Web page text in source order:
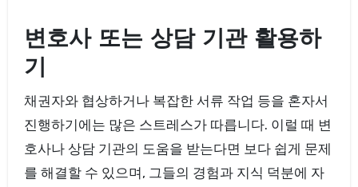
변호사 또는 상담 기관 활용하
기
채권자와 협상하거나 복잡한 서류 작업 등을 혼자서
진행하기에는 많은 스트레스가 따릅니다. 이럴 때 변
호사나 상담 기관의 도움을 받는다면 보다 쉽게 문제
를 해결할 수 있으며, 그들의 경험과 지식 덕분에 자